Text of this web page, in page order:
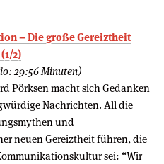
– Die große Gereiztheit
2)
29:56 Minuten)
Pörksen macht sich Gedanken
Nachrichten. All die
und
neuen Gereiztheit führen, die
sei: “Wir